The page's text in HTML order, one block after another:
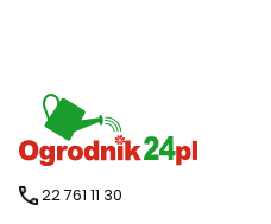
22 761 11 30